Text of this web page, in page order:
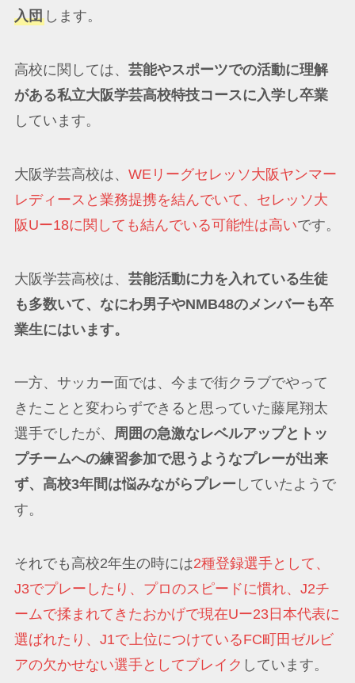
入団します。
高校に関しては、 芸能やスポーツでの活動に理解
がある私立大阪学芸高校特技コースに入学し卒業
しています。
大阪学芸高校は、 WEリーグセレッソ大阪ヤンマー
レディースと業務提携を結んでいて、セレッソ大
阪Uー18に関しても結んでいる可能性は高いです。
大阪学芸高校は、 芸能活動に力を入れている生徒
も多数いて、なにわ男子やNMB48のメンバーも卒
業生にはいます。
一方、サッカー面では、今まで街クラブでやって
きたことと変わらずできると思っていた藤尾翔太
選手でしたが、 周囲の急激なレベルアップとトッ
プチームへの練習参加で思うようなプレーが出来
ず、高校3年間は悩みながらプレー していたようで
す。
それでも高校2年生の時には2種登録選手として、
J3でプレーしたり、プロのスピードに慣れ、J2チ
ームで揉まれてきたおかげで現在Uー23日本代表に
選ばれたり、J1で上位につけているFC町田ゼルビ
アの欠かせない選手としてブレイク しています。